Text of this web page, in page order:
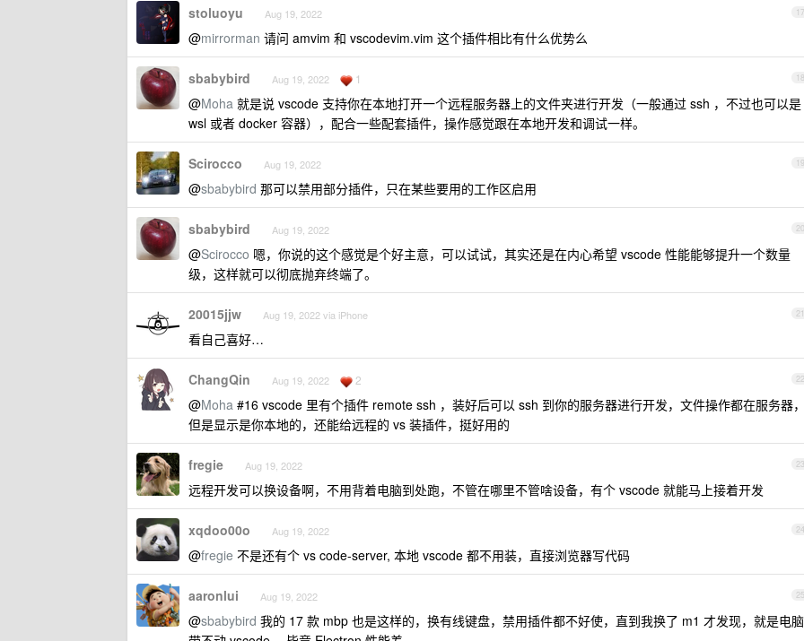
17
stoluoyu Aug 19, 2022
@mirrorman 请问 amvim 和 vscodevim.vim 这个插件相比有什么优势么
18
sbabybird Aug 19, 2022 1
@Moha 就是说 vscode 支持你在本地打开一个远程服务器上的文件夹进行开发（一般通过 ssh ，不过也可以是
wsl 或者 docker 容器），配合一些配套插件，操作感觉跟在本地开发和调试一样。
19
Scirocco Aug 19, 2022
@sbabybird 那可以禁用部分插件，只在某些要用的工作区启用
20
sbabybird Aug 19, 2022
@Scirocco 嗯，你说的这个感觉是个好主意，可以试试，其实还是在内心希望 vscode 性能能够提升一个数量
级，这样就可以彻底抛弃终端了。
21
20015jjw Aug 19, 2022 via iPhone
看自己喜好…
22
ChangQin Aug 19, 2022 2
@Moha #16 vscode 里有个插件 remote ssh ，装好后可以 ssh 到你的服务器进行开发，文件操作都在服务器，
但是显示是你本地的，还能给远程的 vs 装插件，挺好用的
23
fregie Aug 19, 2022
远程开发可以换设备啊，不用背着电脑到处跑，不管在哪里不管啥设备，有个 vscode 就能马上接着开发
24
xqdoo00o Aug 19, 2022
@fregie 不是还有个 vs code-server, 本地 vscode 都不用装，直接浏览器写代码
25
aaronlui Aug 19, 2022
@sbabybird 我的 17 款 mbp 也是这样的，换有线键盘，禁用插件都不好使，直到我换了 m1 才发现，就是电脑